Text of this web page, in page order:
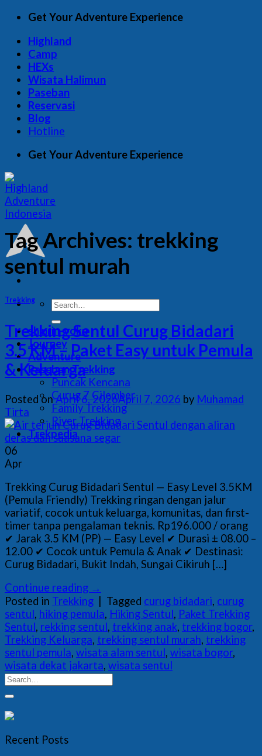
Skip
content
Get Your Adventure Experience
Highland
Camp
HEXs
Wisata Halimun
Paseban
Reservasi
Blog
Hotline
Get Your Adventure Experience
shinrin-yoku
Journey
Adventure
Paseban Trekking
Puncak Kencana
Curug 7 Cilember
Family Trekking
River Trekking
Trekpedia
Tag Archives: trekking
sentul murah
Trekking
Trekking Sentul Curug Bidadari
3.5 KM – Paket Easy untuk Pemula
& Keluarga
Posted onApril 6, 2026April 7, 2026 by Muhamad
Tirta
06
Apr
Trekking Curug Bidadari Sentul — Easy Level 3.5KM
(Pemula Friendly) Trekking ringan dengan jalur
variatif, cocok untuk keluarga, komunitas, dan first-
timer tanpa pengalaman teknis. Rp196.000 / orang
✔ Jarak 3.5 KM (PP) — Easy Level ✔ Durasi ± 08.00 –
12.00 ✔ Cocok untuk Pemula & Anak ✔ Destinasi:
Curug Bidadari, Bukit Indah, Sungai Cikiruh […]
Continue reading →
Posted in Trekking Tagged curug bidadari, curug
sentul, hiking pemula, Hiking Sentul, Paket Trekking
Sentul, rekking sentul, trekking anak, trekking bogor,
Trekking Keluarga, trekking sentul murah, trekking
sentul pemula, wisata alam sentul, wisata bogor,
wisata dekat jakarta, wisata sentul
Recent Posts